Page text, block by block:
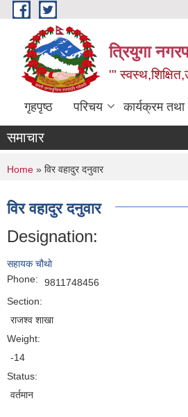
Skip to main content
त्रियुगा
'"
गृहपृष्ठ परिचय कार्यक्रम तथा
समाचार
You are here
Home » विर वहादुर दनुवार
विर वहादुर दनुवार
Designation:
सहायक चौथाे
Phone:
9811748456
Section:
राजश्व शाखा
Weight:
-14
Status:
वर्तमान